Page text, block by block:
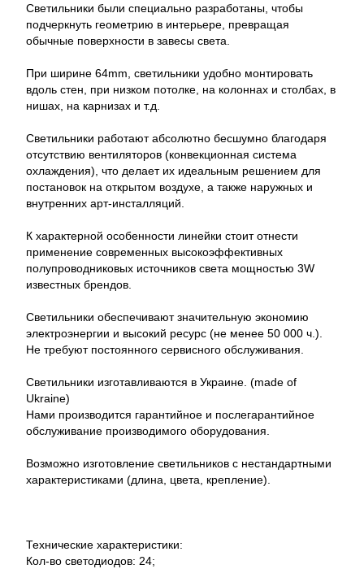
Светильники были специально разработаны, чтобы
подчеркнуть геометрию в интерьере, превращая
обычные поверхности в завесы света.
При ширине 64mm, светильники удобно монтировать
вдоль стен, при низком потолке, на колоннах и столбах, в
нишах, на карнизах и т.д.
Светильники работают абсолютно бесшумно благодаря
отсутствию вентиляторов (конвекционная система
охлаждения), что делает их идеальным решением для
постановок на открытом воздухе, а также наружных и
внутренних арт-инсталляций.
К характерной особенности линейки стоит отнести
применение современных высокоэффективных
полупроводниковых источников света мощностью 3W
известных брендов.
Светильники обеспечивают значительную экономию
электроэнергии и высокий ресурс (не менее 50 000 ч.).
Не требуют постоянного сервисного обслуживания.
Светильники изготавливаются в Украине. (made of
Ukraine)
Нами производится гарантийное и послегарантийное
обслуживание производимого оборудования.
Возможно изготовление светильников с нестандартными
характеристиками (длина, цвета, крепление).
Технические характеристики:
Кол-во светодиодов: 24;